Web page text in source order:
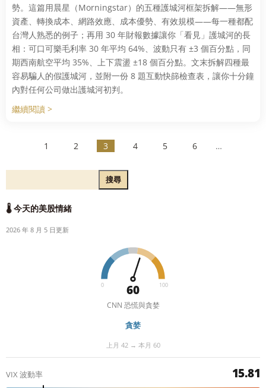
勢。這篇用晨星（Morningstar）的五種護城河框架拆解——無形
資產、轉換成本、網路效應、成本優勢、有效規模——每一種都配
台灣人熟悉的例子；再用 30 年財報數據讓你「看見」護城河的長
相：可口可樂毛利率 30 年平均 64%、波動只有 ±3 個百分點，同
期西南航空平均 35%、上下震盪 ±18 個百分點。文末拆解四種最
容易騙人的假護城河，並附一份 8 題互動快篩檢查表，讓你十分鐘
內對任何公司做出護城河初判。
繼續閱讀 >
1 2 3 4 5 6
搜尋
🌡️ 今天的美股情緒
2026 年 8 月 5 日更新
0 100
60
CNN 恐慌與貪婪
貪婪
上月 42 → 本月 60
VIX 波動率 15.81